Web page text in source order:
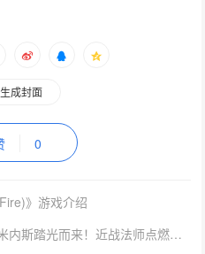
生成封面
0
》游戏介绍
下一篇：永恒之塔新服开启，鲁米内斯踏光而来！近战法师点燃全新战场